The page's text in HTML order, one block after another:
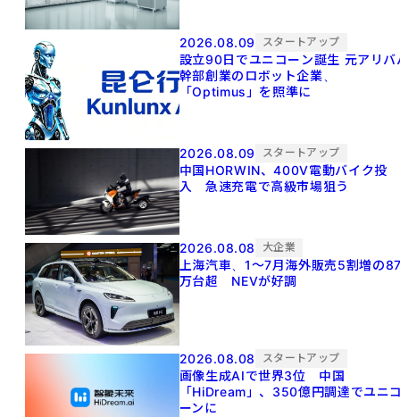
2026.08.09 スタートアップ
設立90日でユニコーン誕生 元アリババ
幹部創業のロボット企業、
「Optimus」を照準に
2026.08.09 スタートアップ
中国HORWIN、400V電動バイク投
入 急速充電で高級市場狙う
2026.08.08 大企業
上海汽車、1～7月海外販売5割増の
万台超 NEVが好調
2026.08.08 スタートアップ
画像生成AIで世界3位 中国
「HiDream」、350億円調達でユニ
ーンに